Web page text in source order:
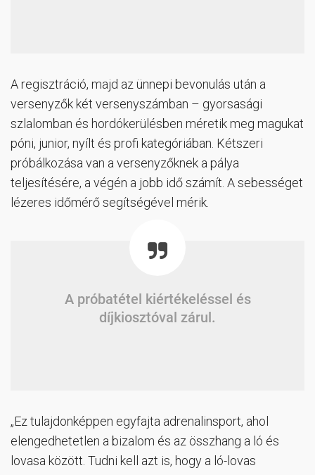
A regisztráció, majd az ünnepi bevonulás után a
versenyzők két versenyszámban – gyorsasági
szlalomban és hordókerülésben méretik meg magukat
póni, junior, nyílt és profi kategóriában. Kétszeri
próbálkozása van a versenyzőknek a pálya
teljesítésére, a végén a jobb idő számít. A sebességet
lézeres időmérő segítségével mérik.
A próbatétel kiértékeléssel és
díjkiosztóval zárul.
„Ez tulajdonképpen egyfajta adrenalinsport, ahol
elengedhetetlen a bizalom és az összhang a ló és
lovasa között. Tudni kell azt is, hogy a ló-lovas